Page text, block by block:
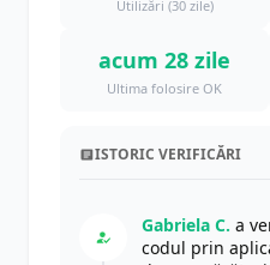
Utilizări (30 zile)
acum 28 zile
Ultima folosire OK
ISTORIC VERIFICĂRI
Gabriela C. a
codul prin